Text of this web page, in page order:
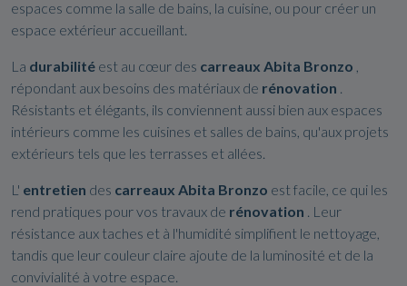
espaces comme la salle de bains, la cuisine, ou pour créer un
espace extérieur accueillant.
La durabilité est au cœur des carreaux Abita Bronzo
répondant aux besoins des matériaux de rénovation .
Résistants et élégants, ils conviennent aussi bien aux espaces
intérieurs comme les cuisines et salles de bains, qu'aux projets
extérieurs tels que les terrasses et allées.
L' entretien des carreaux Abita Bronzo est facile, ce qui les
rend pratiques pour vos travaux de rénovation . Leur
résistance aux taches et à l'humidité simplifient le nettoyage,
tandis que leur couleur claire ajoute de la luminosité et de la
convivialité à votre espace.